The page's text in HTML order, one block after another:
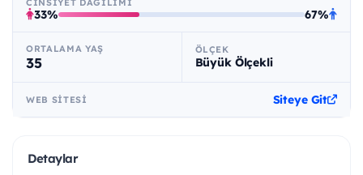
CINSIYET DAĞILIMI
33% 67%
ORTALAMA YAŞ
35
ÖLÇEK
Büyük Ölçekli
WEB SITESI Siteye Git
Detaylar